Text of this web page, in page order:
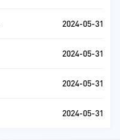
2024-05-31
2024-05-31
2024-05-31
2024-05-31